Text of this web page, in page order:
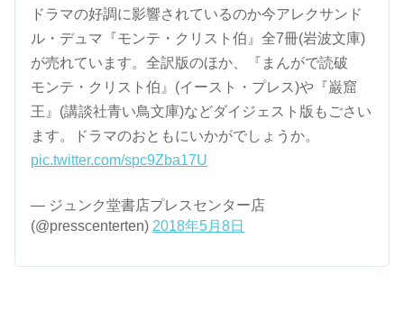
ドラマの好調に影響されているのか今アレクサンド
ル・デュマ『モンテ・クリスト伯』全7冊(岩波文庫)
が売れています。全訳版のほか、『まんがで読破
モンテ・クリスト伯』(イースト・プレス)や『巌窟
王』(講談社青い鳥文庫)などダイジェスト版もごさい
ます。ドラマのおともにいかがでしょうか。
pic.twitter.com/spc9Zba17U
— ジュンク堂書店プレスセンター店
(@presscenterten) 2018年5月8日